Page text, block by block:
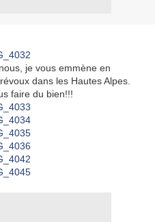
je vous emmène en
dans les Hautes Alpes.
faire du bien!!!